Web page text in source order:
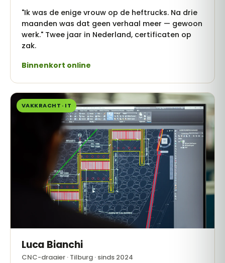
"Ik was de enige vrouw op de heftrucks. Na drie
maanden was dat geen verhaal meer — gewoon
werk." Twee jaar in Nederland, certificaten op
zak.
Binnenkort online
VAKKRACHT · IT
Luca Bianchi
CNC-draaier · Tilburg · sinds 2024